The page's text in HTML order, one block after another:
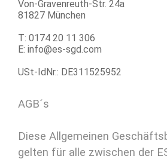
Von-Gravenreuth-Str. 24a
81827 München
T: 0174 20 11 306
E: info@es-sgd.com
USt-IdNr.: DE311525952
AGB´s
Diese Allgemeinen
gelten für alle zwischen der